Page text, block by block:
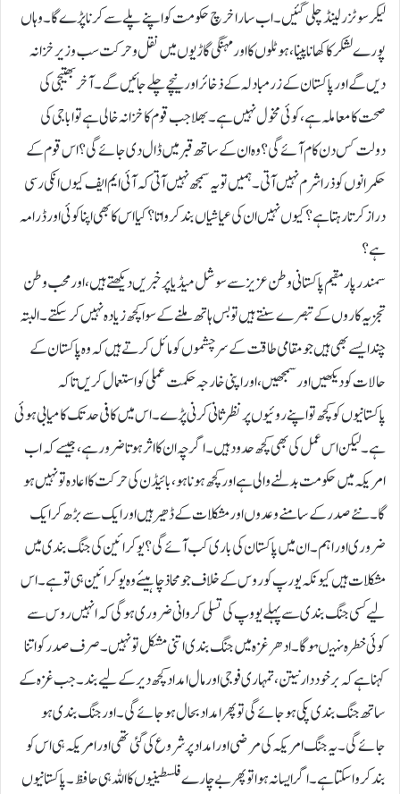
لیکر سوٹزر لینڈچلی گئیں۔اب سارا خرچ حکومت کو اپنے پلے سے کرنا پڑے گا۔ وہاں
پورے لشکر کا کھانا پینا، ہوٹلوں کا اور مہنگی گاڑیوں میں نقل و حرکت سب وزیر خزانہ
دیں گے اور پاکستان کے زر مبادلہ کے ذخائر اور نیچے چلے جائیں گے۔آخر بھتیجی کی
صحت کا معاملہ ہے، کوئی مخول نہیں ہے۔بھلا جب قوم کا خزانہ خالی ہے تو ابا جی کی
دولت کس د ن کام آئے گی؟ وہ ان کے ساتھ قبر میں ڈال دی جائے گی؟ اس قوم کے
حکمرانوں کو ذرا شرم نہیں آتی۔ہمیں تو یہ سمجھ نہیں آتی کہ آئی ایم ایف کیوں انکی رسی
دراز کرتا رہتا ہے؟ کیوں نہیں ان کی عیاشیاں بند کرواتا؟ کیا اس کا بھی اپنا کوئی اور ڈرامہ
ہے؟
سمندر پار مقیم پاکستانی وطن عزیز سے سوشل میڈیا پر خبریں دیکھتے ہیں، اور محب وطن
تجزیہ کاروں کے تبصرے سنتے ہیں تو بس ہاتھ ملنے کے سوا کچھ زیادہ نہیں کر سکتے۔البتہ
چند ایسے بھی ہیں جو مقامی طاقت کے سر چشموں کو مائل کرتے ہیں کہ وہ پاکستان کے
حالات کو دیکھیں اور سمجھیں، اور اپنی خارجہ حکمت عملی کو استعمال کریں تا کہ
پاکستانیوں کو کچھ تو اپنے روئیوں پر نظر ثانی کرنی پڑے۔اس میں کافی حد تک کامیابی ہوئی
ہے۔ لیکن اس عمل کی بھی کچھ حدود ہیں۔ اگرچہ ان کا اثر ہوتا ضرور ہے، جیسے کہ اب
امریکہ میں حکومت بدلنے والی ہے اور کچھ ہو نا ہو، بائیڈن کی حرکت کا اعادہ تو نہیں ہو
گا۔نئے صدر کے سامنے وعدوں اور مشکلات کے ڈھیر ہیں اور ایک سے بڑھ کر ایک
ضروری اور اہم۔ ان میں پاکستان کی باری کب آئے گی؟ یو کرائین کی جنگ بندی میں
مشکلات ہیں کیونکہ یورپ کو روس کے خلاف جو محاذ چاہیئے وہ یو کرائین ہی تو ہے۔اس
لیے کسی جنگ بندی سے پہلے یووپ کی تسلی کروانی ضروری ہو گی کہ انہیں روس سے
کوئی خطرہ نہیںہو گا۔ادھر غزہ میں جنگ بندی اتنی مشکل تو نہیں۔ صرف صدر کو اتنا
کہنا ہے کہ برخوددار نیتن، تمہاری فوجی اور مال امداد کچھ دیر کے لیے بند۔ جب غزہ کے
ساتھ جنگ بندی پکی ہو جائے گی تو پھر امداد بحال ہو جائے گی۔اور جنگ بندی ہو
جائے گی۔یہ جنگ امریکہ کی مرضی اور امداد پر شروع کی گئی تھی اور امریکہ ہی اس کو
بند کروا سکتا ہے۔ اگر ایسا نہ ہوا تو پھر بے چارے فلسطینیوں کا اللہ ہی حافظ۔پاکستانیوں